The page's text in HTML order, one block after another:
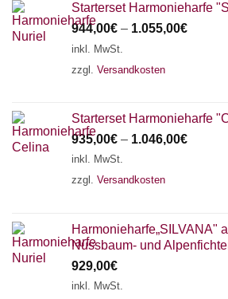
Starterset Harmonieharfe
944,00€ – 1.055,00€
inkl. MwSt.
zzgl. Versandkosten
Starterset Harmonieharfe
935,00€ – 1.046,00€
inkl. MwSt.
zzgl. Versandkosten
Harmonieharfe„SILVANA"
Nussbaum- und
929,00€
inkl. MwSt.